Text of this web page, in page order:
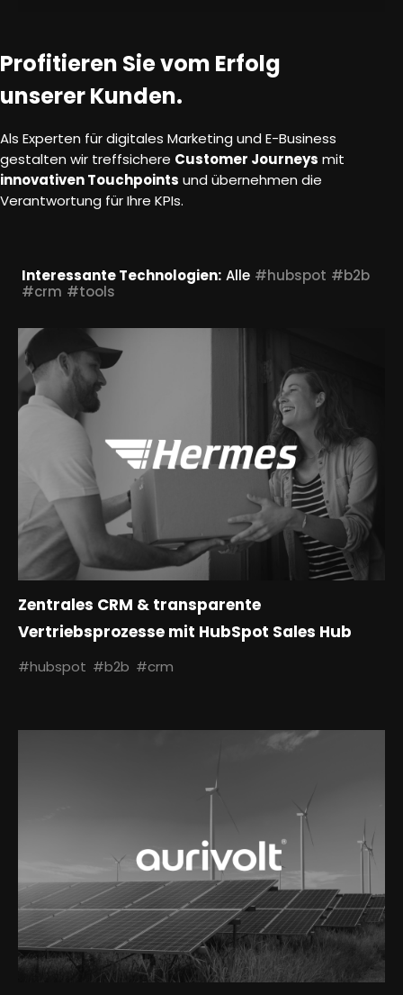
e
h
e
r
f
a
n
Profitieren Sie vom Erfolg
unserer Kunden.
Als Experten für digitales Marketing und E-Business
gestalten wir treffsichere Customer Journeys mit
innovativen Touchpoints und übernehmen die
Verantwortung für Ihre KPIs.
Interessante Technologien: Alle #hubspot #b2b
#crm #tools
#hubspot #b2b #crm
Zentrales CRM & transparente
Vertriebsprozesse mit HubSpot Sales Hub